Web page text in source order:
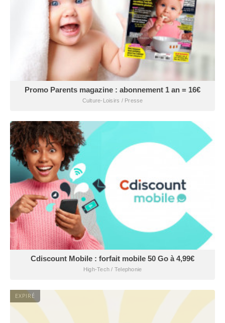
Promo Parents magazine : abonnement 1 an = 16€
Culture-Loisirs / Presse
Cdiscount Mobile : forfait mobile 50 Go à 4,99€
High-Tech / Telephonie
EXPIRÉ